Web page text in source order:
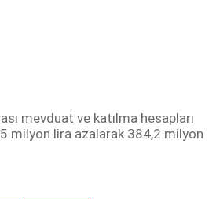
mevduat ve katılma hesapları
milyon lira azalarak 384,2 milyon